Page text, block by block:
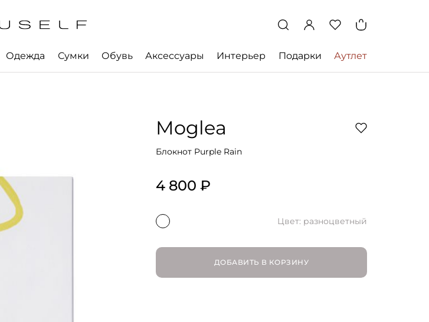
Одежда Сумки Обувь Аксессуары Интерьер Подарки Аутлет
Moglea
Блокнот Purple Rain
4 800 ₽
Цвет: разноцветный
ДОБАВИТЬ В КОРЗИНУ